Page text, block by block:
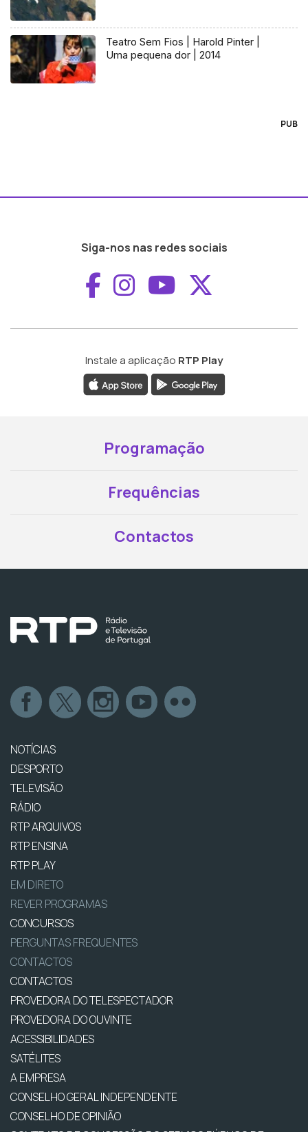
Teatro Sem Fios | Harold Pinter |
Uma pequena dor | 2014
PUB
Siga-nos nas redes sociais
Aceder ao
Aceder ao
Aceder ao
Instale a aplicação RTP Play
Programação
Frequências
Contactos
NOTÍCIAS
DESPORTO
TELEVISÃO
RÁDIO
RTP ARQUIVOS
RTP ENSINA
RTP PLAY
EM DIRETO
REVER PROGRAMAS
CONCURSOS
PERGUNTAS FREQUENTES
CONTACTOS
CONTACTOS
PROVEDORA DO TELESPECTADOR
PROVEDORA DO OUVINTE
ACESSIBILIDADES
SATÉLITES
A EMPRESA
CONSELHO GERAL INDEPENDENTE
CONSELHO DE OPINIÃO